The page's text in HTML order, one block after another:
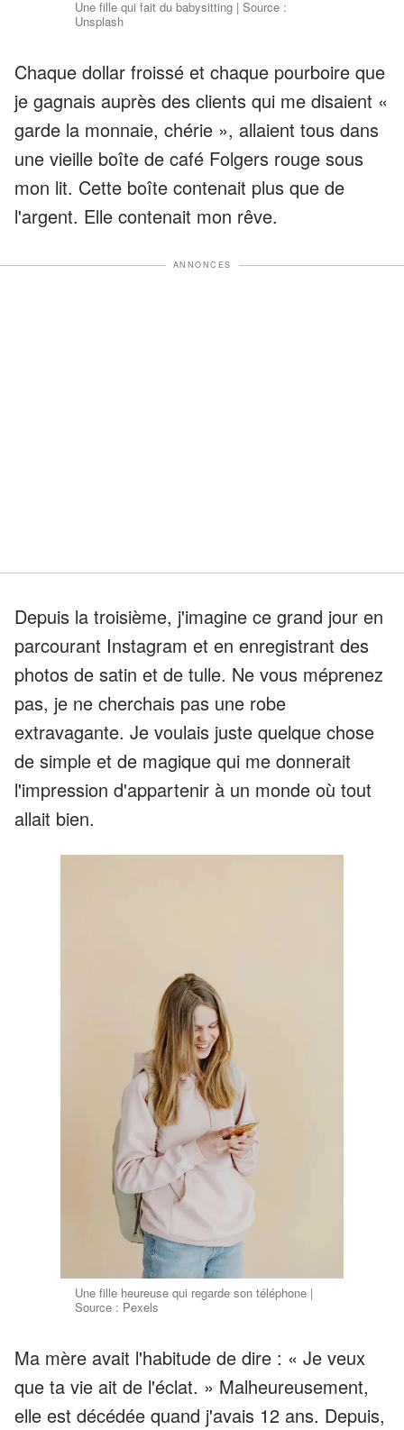
Une fille qui fait du babysitting | Source :
Unsplash
Chaque dollar froissé et chaque pourboire que
je gagnais auprès des clients qui me disaient «
garde la monnaie, chérie », allaient tous dans
une vieille boîte de café Folgers rouge sous
mon lit. Cette boîte contenait plus que de
l'argent. Elle contenait mon rêve.
ANNONCES
Depuis la troisième, j'imagine ce grand jour en
parcourant Instagram et en enregistrant des
photos de satin et de tulle. Ne vous méprenez
pas, je ne cherchais pas une robe
extravagante. Je voulais juste quelque chose
de simple et de magique qui me donnerait
l'impression d'appartenir à un monde où tout
allait bien.
Une fille heureuse qui regarde son téléphone |
Source : Pexels
Ma mère avait l'habitude de dire : « Je veux
que ta vie ait de l'éclat. » Malheureusement,
elle est décédée quand j'avais 12 ans. Depuis,